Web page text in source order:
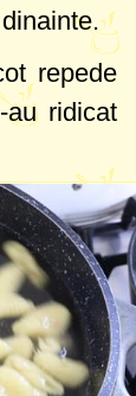
repede
ridicat